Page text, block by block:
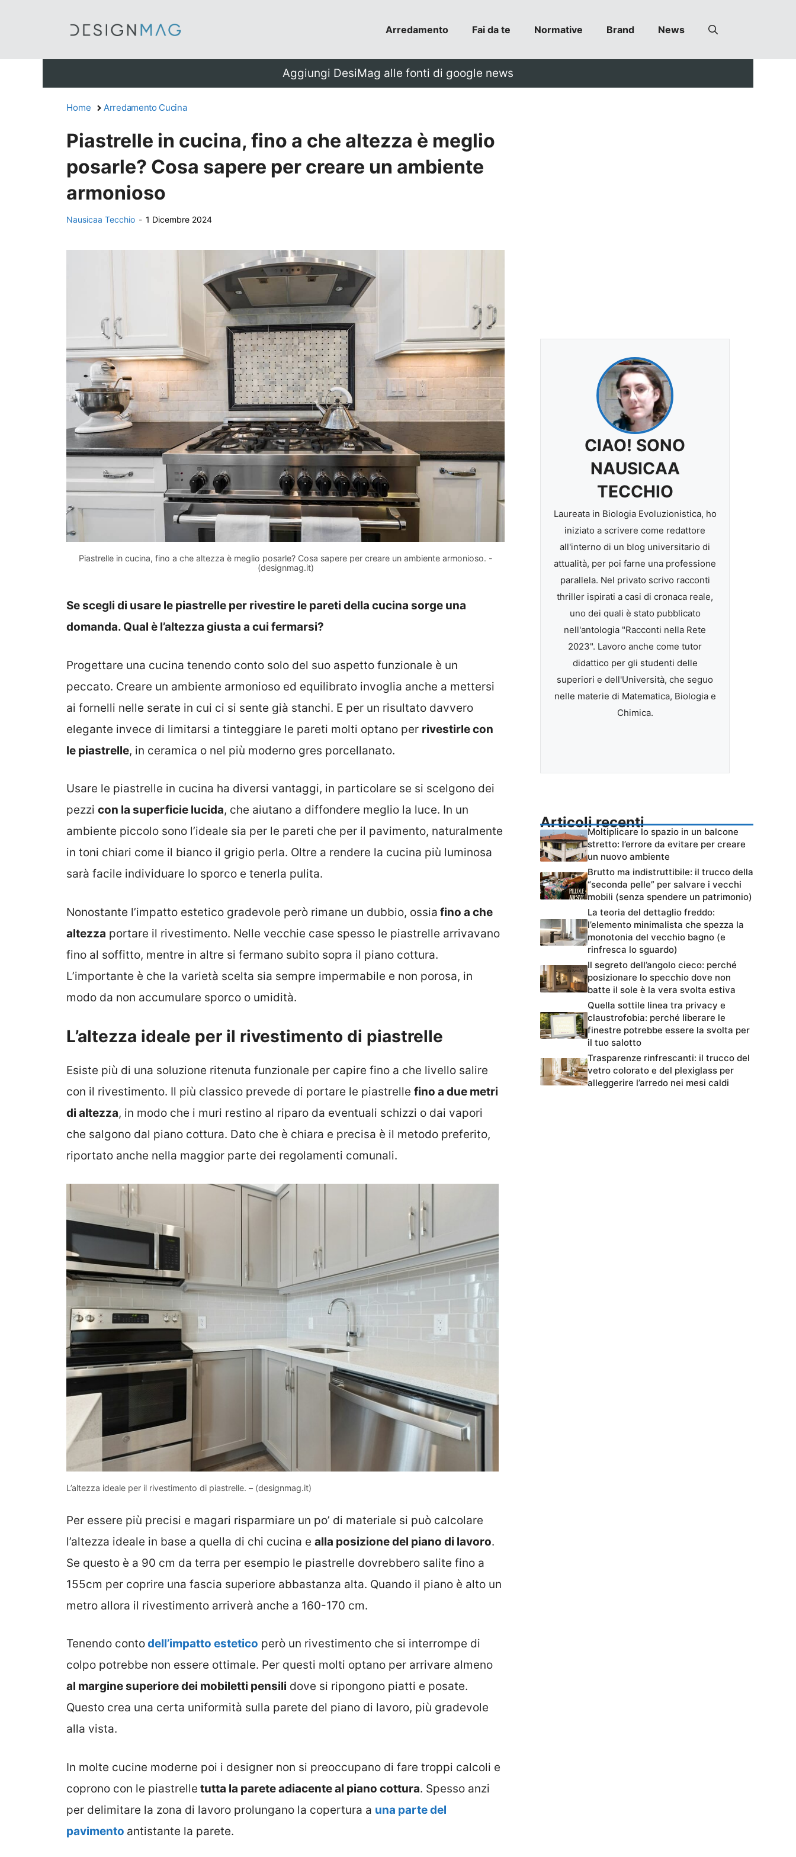
Arredamento Fai da te Normative Brand News
Aggiungi DesiMag alle fonti di google news
Home Arredamento Cucina
Piastrelle in cucina, fino a che altezza è meglio
posarle? Cosa sapere per creare un ambiente
armonioso
Nausicaa Tecchio - 1 Dicembre 2024
Piastrelle in cucina, fino a che altezza è meglio posarle? Cosa sapere per creare un ambiente armonioso. -
(designmag.it)
Se scegli di usare le piastrelle per rivestire le pareti della cucina sorge una
domanda. Qual è l’altezza giusta a cui fermarsi?
Progettare una cucina tenendo conto solo del suo aspetto funzionale è un
peccato. Creare un ambiente armonioso ed equilibrato invoglia anche a mettersi
ai fornelli nelle serate in cui ci si sente già stanchi. E per un risultato davvero
elegante invece di limitarsi a tinteggiare le pareti molti optano per rivestirle con
le piastrelle, in ceramica o nel più moderno gres porcellanato.
Usare le piastrelle in cucina ha diversi vantaggi, in particolare se si scelgono dei
pezzi con la superficie lucida, che aiutano a diffondere meglio la luce. In un
ambiente piccolo sono l’ideale sia per le pareti che per il pavimento, naturalmente
in toni chiari come il bianco il grigio perla. Oltre a rendere la cucina più luminosa
sarà facile individuare lo sporco e tenerla pulita.
Nonostante l’impatto estetico gradevole però rimane un dubbio, ossia fino a che
altezza portare il rivestimento. Nelle vecchie case spesso le piastrelle arrivavano
fino al soffitto, mentre in altre si fermano subito sopra il piano cottura.
L’importante è che la varietà scelta sia sempre impermabile e non porosa, in
modo da non accumulare sporco o umidità.
L’altezza ideale per il rivestimento di piastrelle
Esiste più di una soluzione ritenuta funzionale per capire fino a che livello salire
con il rivestimento. Il più classico prevede di portare le piastrelle fino a due metri
di altezza, in modo che i muri restino al riparo da eventuali schizzi o dai vapori
che salgono dal piano cottura. Dato che è chiara e precisa è il metodo preferito,
riportato anche nella maggior parte dei regolamenti comunali.
L’altezza ideale per il rivestimento di piastrelle. – (designmag.it)
Per essere più precisi e magari risparmiare un po’ di materiale si può calcolare
l’altezza ideale in base a quella di chi cucina e alla posizione del piano di lavoro.
Se questo è a 90 cm da terra per esempio le piastrelle dovrebbero salite fino a
155cm per coprire una fascia superiore abbastanza alta. Quando il piano è alto un
metro allora il rivestimento arriverà anche a 160-170 cm.
Tenendo contodell’impatto estetico però un rivestimento che si interrompe di
colpo potrebbe non essere ottimale. Per questi molti optano per arrivare almeno
al margine superiore dei mobiletti pensili dove si ripongono piatti e posate.
Questo crea una certa uniformità sulla parete del piano di lavoro, più gradevole
alla vista.
In molte cucine moderne poi i designer non si preoccupano di fare troppi calcoli e
coprono con le piastrelle tutta la parete adiacente al piano cottura. Spesso anzi
per delimitare la zona di lavoro prolungano la copertura a una parte del
pavimento antistante la parete.
CIAO! SONO
NAUSICAA
TECCHIO
Laureata in Biologia Evoluzionistica, ho
iniziato a scrivere come redattore
all'interno di un blog universitario di
attualità, per poi farne una professione
parallela. Nel privato scrivo racconti
thriller ispirati a casi di cronaca reale,
uno dei quali è stato pubblicato
nell'antologia "Racconti nella Rete
2023". Lavoro anche come tutor
didattico per gli studenti delle
superiori e dell'Università, che seguo
nelle materie di Matematica, Biologia e
Chimica.
Articoli recenti
Moltiplicare lo spazio in un balcone
stretto: l’errore da evitare per creare
un nuovo ambiente
Brutto ma indistruttibile: il trucco della
“seconda pelle” per salvare i vecchi
mobili (senza spendere un patrimonio)
La teoria del dettaglio freddo:
l’elemento minimalista che spezza la
monotonia del vecchio bagno (e
rinfresca lo sguardo)
Il segreto dell’angolo cieco: perché
posizionare lo specchio dove non
batte il sole è la vera svolta estiva
Quella sottile linea tra privacy e
claustrofobia: perché liberare le
finestre potrebbe essere la svolta per
il tuo salotto
Trasparenze rinfrescanti: il trucco del
vetro colorato e del plexiglass per
alleggerire l’arredo nei mesi caldi